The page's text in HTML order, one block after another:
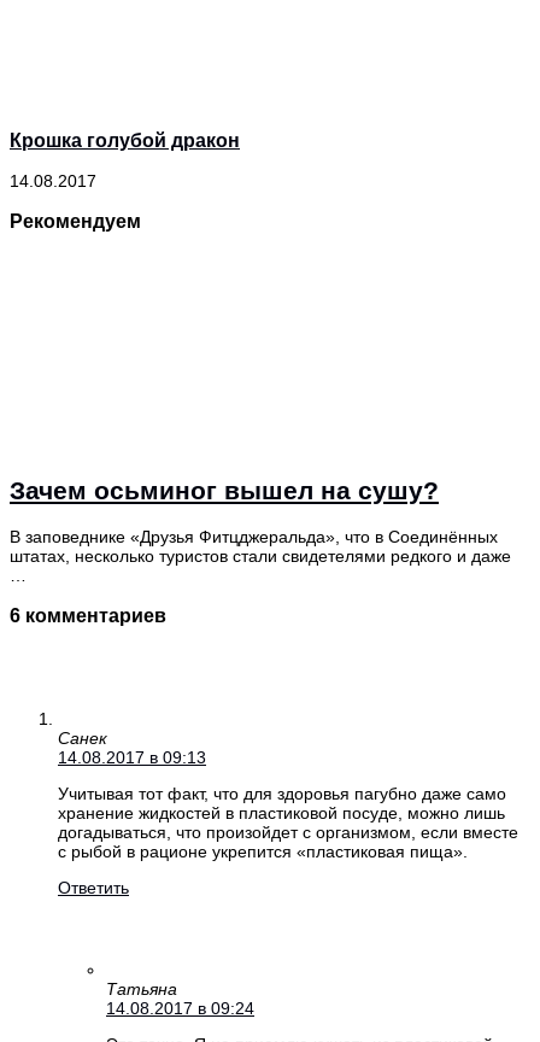
Крошка голубой дракон
14.08.2017
Рекомендуем
Зачем осьминог вышел на сушу?
В заповеднике «Друзья Фитцджеральда», что в Соединённых
штатах, несколько туристов стали свидетелями редкого и даже
6 комментариев
Санек
14.08.2017 в 09:13
Учитывая тот факт, что для здоровья пагубно даже само
хранение жидкостей в пластиковой посуде, можно лишь
догадываться, что произойдет с организмом, если вместе
с рыбой в рационе укрепится «пластиковая пища».
Ответить
Татьяна
14.08.2017 в 09:24